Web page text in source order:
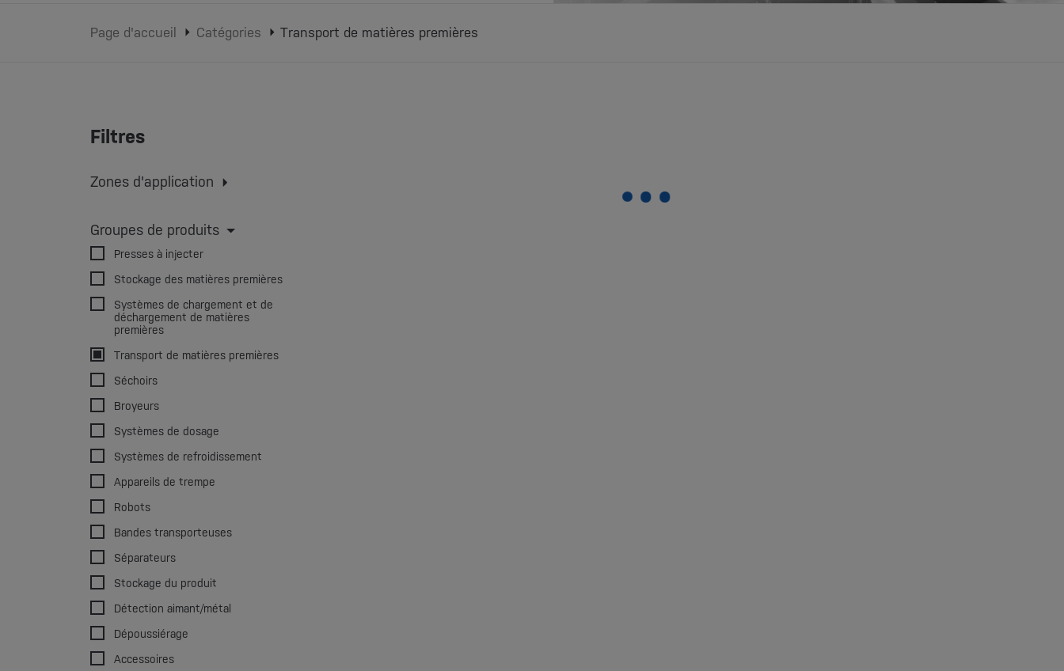
Page d'accueil Catégories Transport de matières premières
Filtres
Zones d'application
Moulage par extrusion-soufflage
impression 3D
Groupes de produits
Presses à injecter
Stockage des matières premières
Systèmes de chargement et de
déchargement de matières
premières
Transport de matières premières
Séchoirs
Broyeurs
Systèmes de dosage
Systèmes de refroidissement
Appareils de trempe
Robots
Bandes transporteuses
Séparateurs
Stockage du produit
Détection aimant/métal
Dépoussiérage
Accessoires